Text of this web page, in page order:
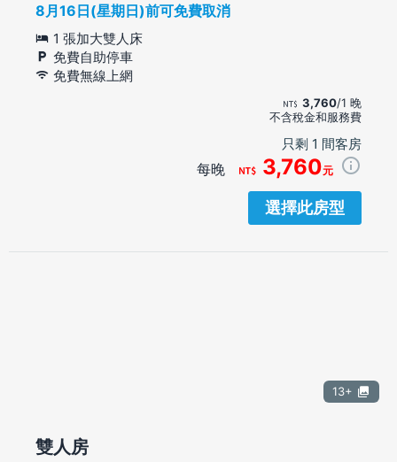
8月16日(星期日)前可免費取消
1 張加大雙人床
免費自助停車
免費無線上網
3,760/1 晚
不含稅金和服務費
只剩 1 間客房
每晚 3,760元
選擇此房型
13+
雙人房